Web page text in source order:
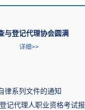
与登记代理协会圆满
详细>>
律系列文件的通知
记代理人职业资格考试报